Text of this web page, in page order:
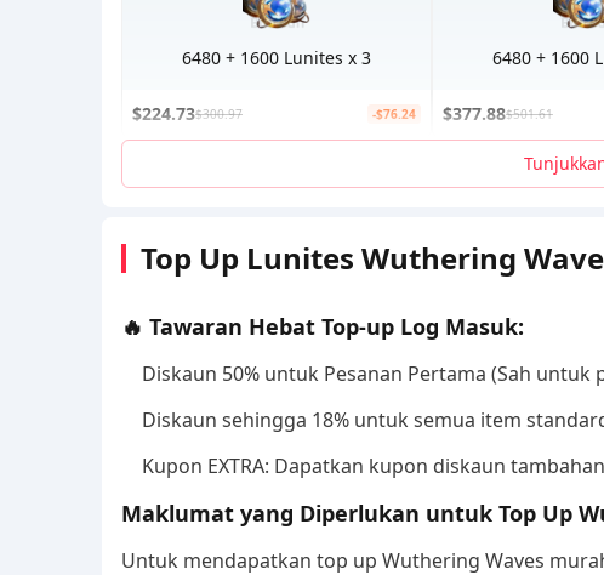
6480 + 1600 Lunites x 3
$224.73$300.97 -$76.24
6480 + 1600
$377.88$501.61
Top Up Lunites Wuthering
🔥 Tawaran Hebat Top-up Log Masuk:
Diskaun 50% untuk Pesanan Pertama (Sah untuk
Diskaun sehingga 18% untuk semua item
Kupon EXTRA: Dapatkan kupon diskaun
Maklumat yang Diperlukan untuk Top Up
Untuk mendapatkan top up Wuthering Waves